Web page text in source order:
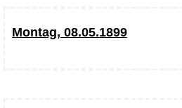
Montag, 08.05.1899